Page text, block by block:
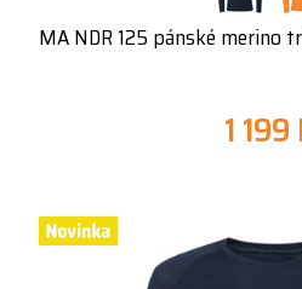
MA NDR 125 pánské merino
1 199